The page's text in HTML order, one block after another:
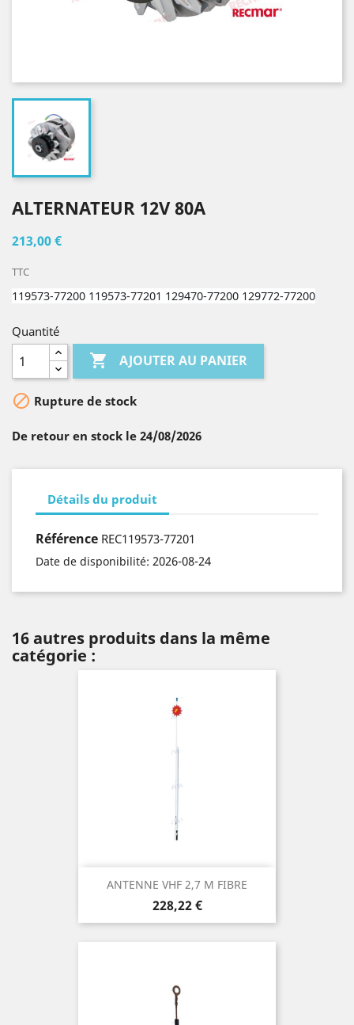
ALTERNATEUR 12V 80A
213,00 €
TTC
119573-77200 119573-77201 129470-77200 129772-77200
Quantité
 AJOUTER AU PANIER
 Rupture de stock
De retour en stock le 24/08/2026
Détails du produit
Référence REC119573-77201
Date de disponibilité: 2026-08-24
16 autres produits dans la même
catégorie :
ANTENNE VHF 2,7 M FIBRE
Prix
228,22 €